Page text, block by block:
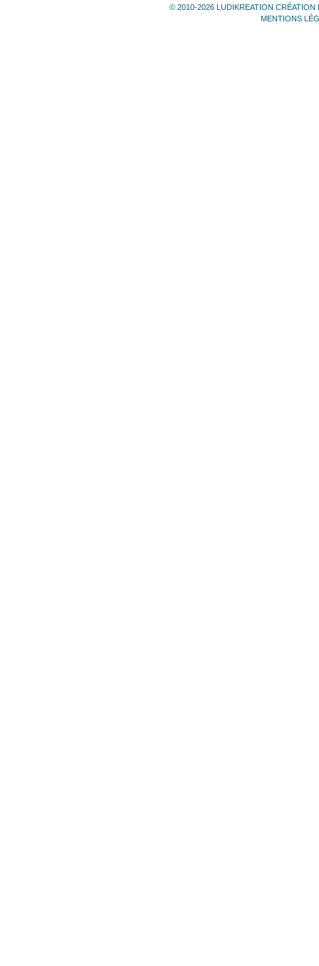
© 2010-2026 LUDIKREATION CRÉATION
MENTIONS